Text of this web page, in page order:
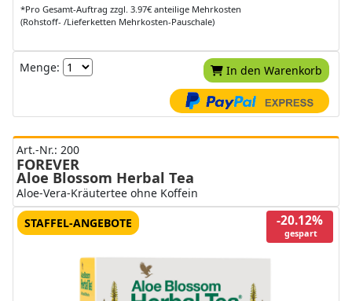
*Pro Gesamt-Auftrag zzgl. 3.97€ anteilige Mehrkosten
(Rohstoff- /Lieferketten Mehrkosten-Pauschale)
Menge: In den Warenkorb
Art.-Nr.: 200
FOREVER
Aloe Blossom Herbal Tea
Aloe‑Vera‑Kräutertee ohne Koffein
-20.12%
gespart
STAFFEL-ANGEBOTE